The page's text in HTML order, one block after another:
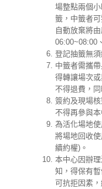
場整點兩個
籤，中籤者
自動放棄將
06:00~08:00
登記抽籤無須
中籤者需攜
得轉讓場次
不得退費，
簽約及現場
不得再參與
為活化場地
將場地回收
續約權)。
本中心因辦
知，得保有
可抗拒因素